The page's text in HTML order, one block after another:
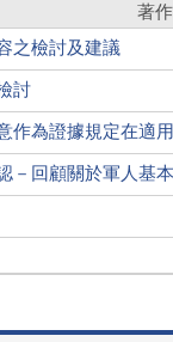
著
之檢討及建議
討
作為證據規定在適
－回顧關於軍人基